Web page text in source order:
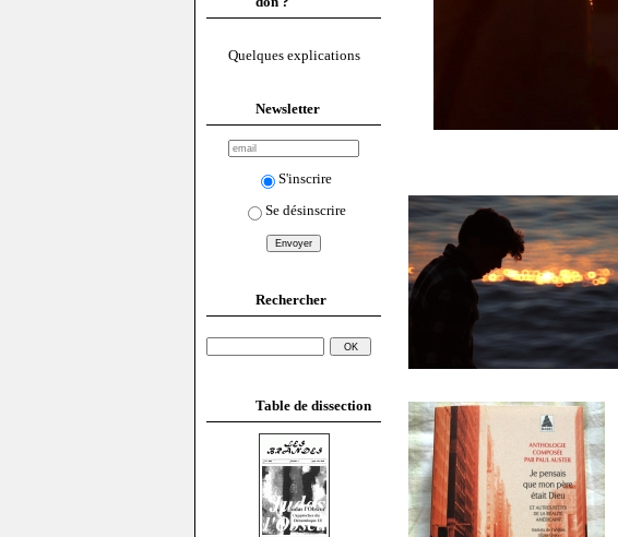
Quelques explications
Newsletter
S'inscrire
Se désinscrire
Rechercher
Table de dissection